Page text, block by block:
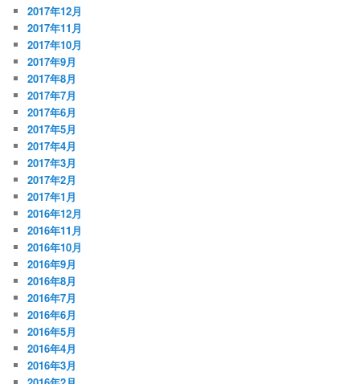
2017年12月
2017年11月
2017年10月
2017年9月
2017年8月
2017年7月
2017年6月
2017年5月
2017年4月
2017年3月
2017年2月
2017年1月
2016年12月
2016年11月
2016年10月
2016年9月
2016年8月
2016年7月
2016年6月
2016年5月
2016年4月
2016年3月